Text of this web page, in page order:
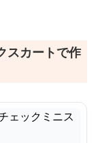
スカートで作